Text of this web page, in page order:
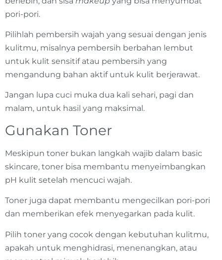
pori-pori.
Pilihlah pembersih wajah yang sesuai dengan jenis
kulitmu, misalnya pembersih berbahan lembut
untuk kulit sensitif atau pembersih yang
mengandung bahan aktif untuk kulit berjerawat.
Jangan lupa cuci muka dua kali sehari, pagi dan
malam, untuk hasil yang maksimal.
Gunakan Toner
Meskipun toner bukan langkah wajib dalam basic
skincare, toner bisa membantu menyeimbangkan
pH kulit setelah mencuci wajah.
Toner juga dapat membantu mengecilkan pori-pori
dan memberikan efek menyegarkan pada kulit.
Pilih toner yang cocok dengan kebutuhan kulitmu,
apakah untuk menghidrasi, menenangkan, atau